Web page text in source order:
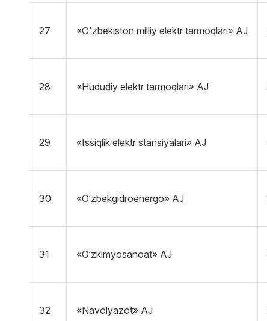
27 «O'zbekiston milliy elektr tarmoqlari» AJ
28 «Hududiy elektr tarmoqlari» AJ
29 «Issiqlik elektr stansiyalari» AJ
30 «O‘zbekgidroenergo» AJ
31 «O‘zkimyosanoat» AJ
32 «Navoiyazot» AJ